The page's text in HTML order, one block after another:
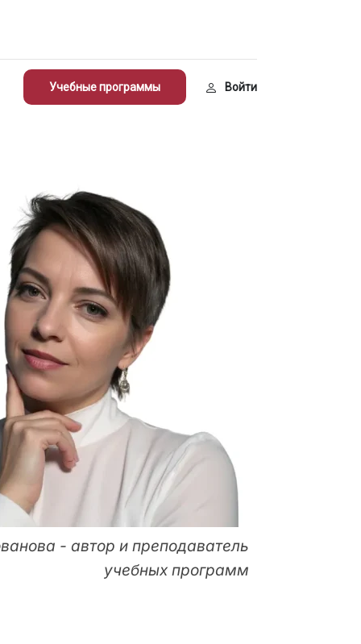
Учебные программы Войти
- автор и преподаватель
учебных программ